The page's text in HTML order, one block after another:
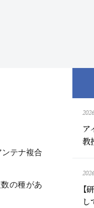
ンテナ複合
の種があ
ア
教
【
し